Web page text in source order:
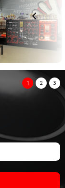
1 2 3